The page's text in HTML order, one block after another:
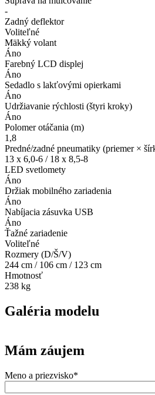
-
Zadný deflektor
Voliteľné
Mäkký volant
Áno
Farebný LCD displej
Áno
Sedadlo s lakťovými opierkami
Áno
Udržiavanie rýchlosti (štyri kroky)
Áno
Polomer otáčania (m)
1,8
Predné/zadné pneumatiky (priemer ×
13 x 6,0-6 / 18 x 8,5-8
LED svetlomety
Áno
Držiak mobilného zariadenia
Áno
Nabíjacia zásuvka USB
Áno
Ťažné zariadenie
Voliteľné
Rozmery (D/Š/V)
244 cm / 106 cm / 123 cm
Hmotnosť
238 kg
Galéria modelu
Mám záujem
Meno a priezvisko*